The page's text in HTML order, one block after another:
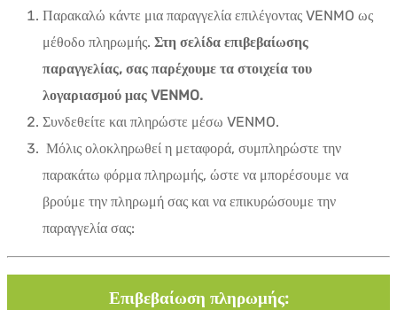
Παρακαλώ κάντε μια παραγγελία επιλέγοντας VENMO ως
μέθοδο πληρωμής. Στη σελίδα επιβεβαίωσης
παραγγελίας, σας παρέχουμε τα στοιχεία του
λογαριασμού μας VENMO.
Συνδεθείτε και πληρώστε μέσω VENMO.
Μόλις ολοκληρωθεί η μεταφορά, συμπληρώστε την
παρακάτω φόρμα πληρωμής, ώστε να μπορέσουμε να
βρούμε την πληρωμή σας και να επικυρώσουμε την
παραγγελία σας:
Επιβεβαίωση πληρωμής: